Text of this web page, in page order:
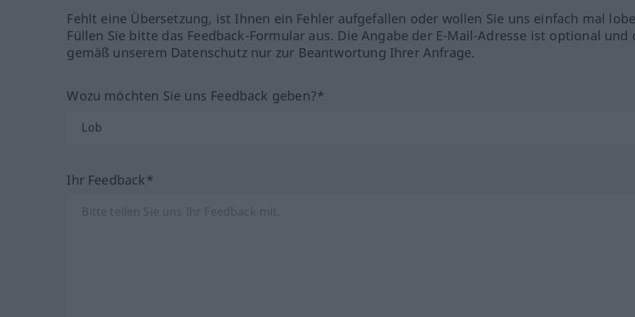
Fehlt eine Übersetzung, ist Ihnen ein Fehler aufgefallen oder wollen Sie uns einfach mal
Füllen Sie bitte das Feedback-Formular aus. Die Angabe der E-Mail-Adresse ist optional und
gemäß unserem Datenschutz nur zur Beantwortung Ihrer Anfrage.
Wozu möchten Sie uns Feedback geben?*
Ihr Feedback*